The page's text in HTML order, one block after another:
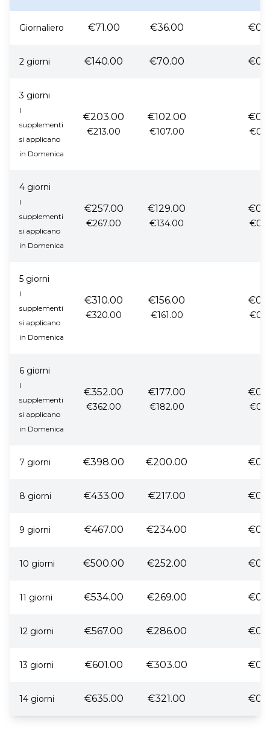
Giornaliero €71.00 €36.00
2 giorni €140.00 €70.00
3 giorni
I
supplementi
si applicano
in Domenica
€203.00
€213.00
€102.00
€107.00
4 giorni
I
supplementi
si applicano
in Domenica
€257.00
€267.00
€129.00
€134.00
5 giorni
I
supplementi
si applicano
in Domenica
€310.00
€320.00
€156.00
€161.00
6 giorni
I
supplementi
si applicano
in Domenica
€352.00
€362.00
€177.00
€182.00
7 giorni €398.00 €200.00
8 giorni €433.00 €217.00
9 giorni €467.00 €234.00
10 giorni €500.00 €252.00
11 giorni €534.00 €269.00
12 giorni €567.00 €286.00
13 giorni €601.00 €303.00
14 giorni €635.00 €321.00